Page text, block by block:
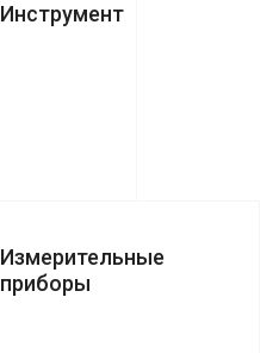
Инструмент
Измерительные
приборы